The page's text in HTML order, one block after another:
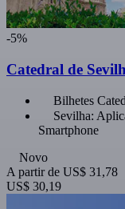
-5%
Catedral de
Bilhetes
Sevilha:
Smartphone
Novo
A partir de US$ 31,78
US$ 30,19